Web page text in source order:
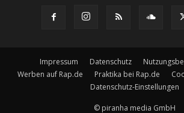
Impressum Datenschutz
Werben auf Rap.de
Praktika bei Rap.de
Datenschutz-Einstellungen
© piranha media GmbH